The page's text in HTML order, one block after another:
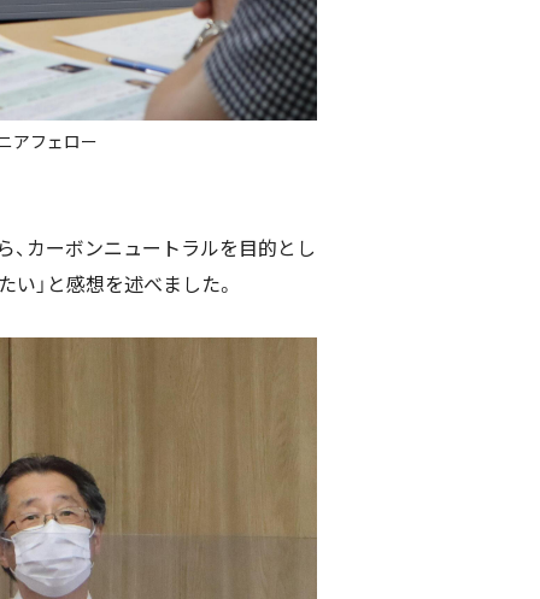
アフェロー
カーボンニュートラルを目的とし
」と感想を述べました。